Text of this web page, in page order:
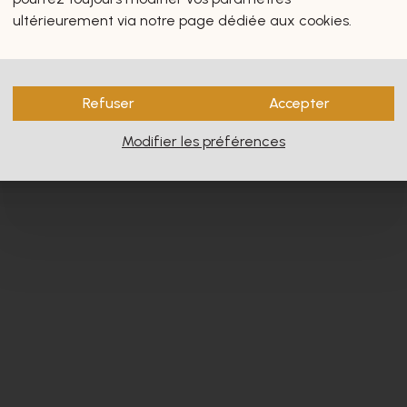
vous intéresseront
ultérieurement via notre page dédiée aux cookies.
Refuser Accepter
Modifier les préférences